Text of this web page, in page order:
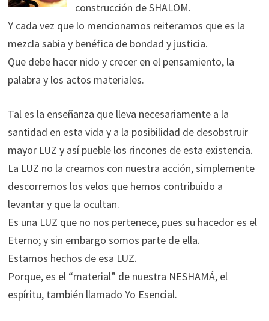
construcción de SHALOM.
Y cada vez que lo mencionamos reiteramos que es la
mezcla sabia y benéfica de bondad y justicia.
Que debe hacer nido y crecer en el pensamiento, la
palabra y los actos materiales.
Tal es la enseñanza que lleva necesariamente a la
santidad en esta vida y a la posibilidad de desobstruir
mayor LUZ y así pueble los rincones de esta existencia.
La LUZ no la creamos con nuestra acción, simplemente
descorremos los velos que hemos contribuido a
levantar y que la ocultan.
Es una LUZ que no nos pertenece, pues su hacedor es el
Eterno; y sin embargo somos parte de ella.
Estamos hechos de esa LUZ.
Porque, es el “material” de nuestra NESHAMÁ, el
espíritu, también llamado Yo Esencial.